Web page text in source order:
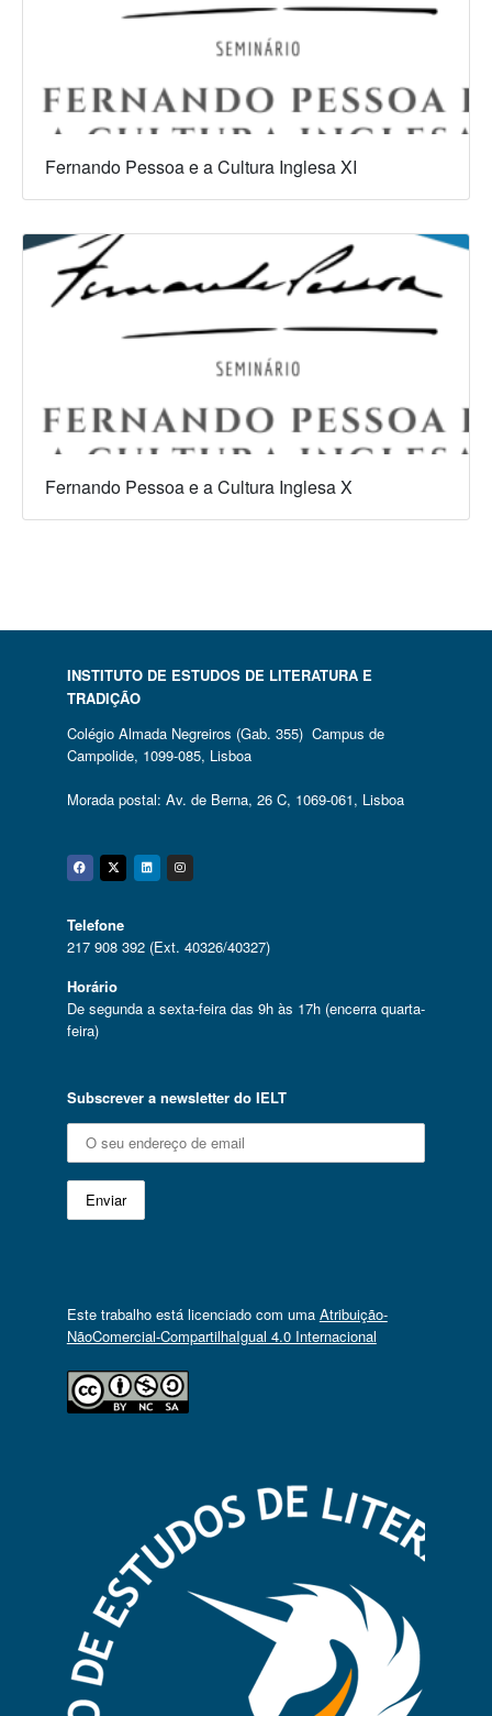
Fernando Pessoa e a Cultura Inglesa XI
Fernando Pessoa e a Cultura Inglesa X
INSTITUTO DE ESTUDOS DE LITERATURA E
TRADIÇÃO
Colégio Almada Negreiros (Gab. 355) Campus de
Campolide, 1099-085, Lisboa
Morada postal: Av. de Berna, 26 C, 1069-061, Lisboa
Facebook
Twitter
Linkedin
Instagram
Telefone
217 908 392 (Ext. 40326/40327)
Horário
De segunda a sexta-feira das 9h às 17h (encerra quarta-
feira)
Subscrever a newsletter do IELT
Este trabalho está licenciado com uma Atribuição-
NãoComercial-CompartilhaIgual 4.0 Internacional